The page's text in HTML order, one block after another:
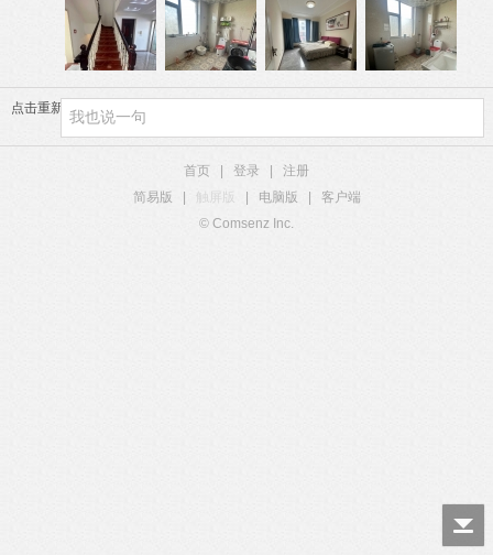
点击重新加载
首页 登录
注册
简易版
触屏版 电脑版
客户端
© Comsenz Inc.